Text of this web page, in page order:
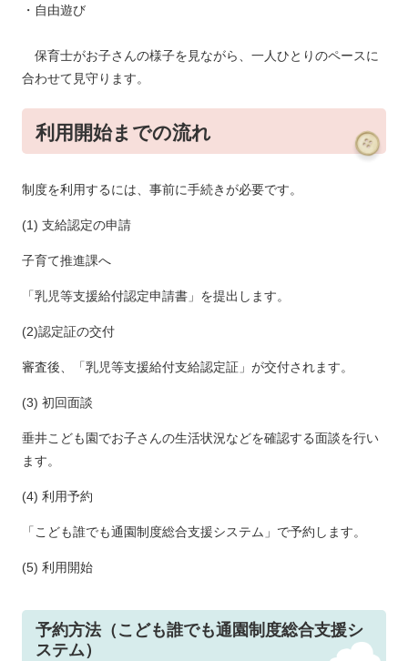
・自由遊び
保育士がお子さんの様子を見ながら、一人ひとりのペースに
合わせて見守ります。
利用開始までの流れ
制度を利用するには、事前に手続きが必要です。
(1) 支給認定の申請
子育て推進課へ
「乳児等支援給付認定申請書」を提出します。
(2)認定証の交付
審査後、「乳児等支援給付支給認定証」が交付されます。
(3) 初回面談
垂井こども園でお子さんの生活状況などを確認する面談を行い
ます。
(4) 利用予約
「こども誰でも通園制度総合支援システム」で予約します。
(5) 利用開始
予約方法（こども誰でも通園制度総合支援シ
ステム）